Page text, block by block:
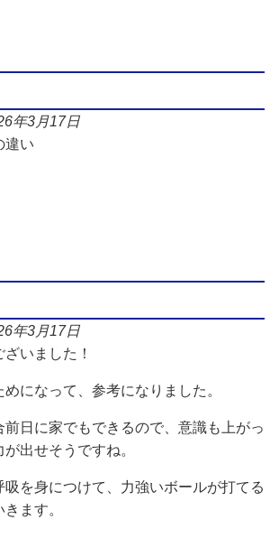
年3月17日
違い
年3月17日
いました！
になって、参考になりました。
日に家でもできるので、意識も上がっ
出せそうですね。
吸を身につけて、力強いボールが打てる
ます。